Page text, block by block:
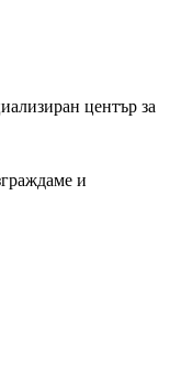
център за
и